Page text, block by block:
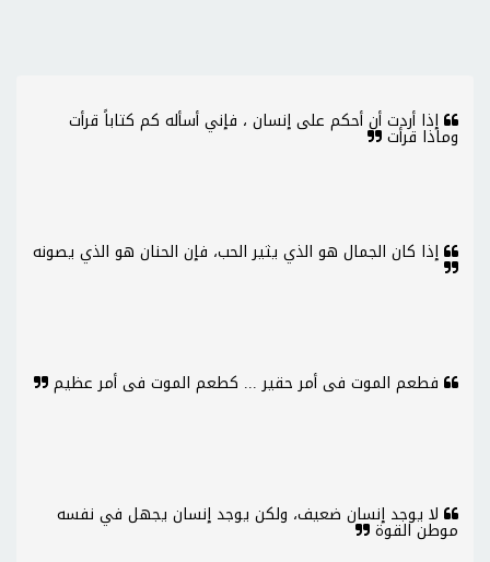
إذا أردت أن أحكم على إنسان ، فإني أسأله كم كتاباً قرأت
وماذا قرأت
إذا كان الجمال هو الذي يثير الحب، فإن الحنان هو الذي يصونه
فطعم الموت فى أمر حقير ... كطعم الموت فى أمر عظيم
لا يوجد إنسان ضعيف، ولكن يوجد إنسان يجهل في نفسه
موطن القوة